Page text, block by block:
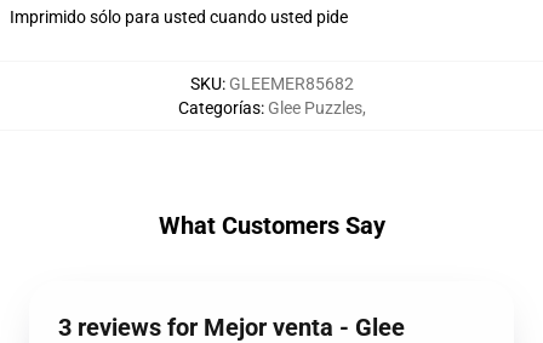
Imprimido sólo para usted cuando usted pide
SKU: GLEEMER85682
Categorías: Glee Puzzles,
What Customers Say
3 reviews for Mejor venta - Glee